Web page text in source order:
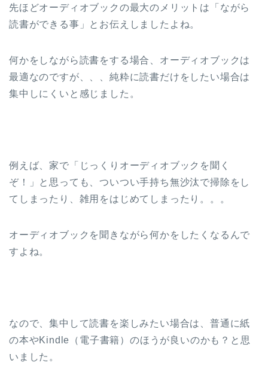
先ほどオーディオブックの最大のメリットは「ながら
読書ができる事」とお伝えしましたよね。
何かをしながら読書をする場合、オーディオブックは
最適なのですが、、、純粋に読書だけをしたい場合は
集中しにくいと感じました。
例えば、家で「じっくりオーディオブックを聞く
ぞ！」と思っても、ついつい手持ち無沙汰で掃除をし
てしまったり、雑用をはじめてしまったり。。。
オーディオブックを聞きながら何かをしたくなるんで
すよね。
なので、集中して読書を楽しみたい場合は、普通に紙
の本やKindle（電子書籍）のほうが良いのかも？と思
いました。